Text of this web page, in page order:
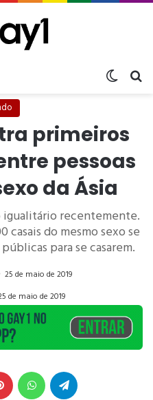
primeiros
pessoas
da Ásia
igualitário recentemente.
casais do mesmo sexo se
para se casarem.
25 de maio de 2019
de maio de 2019
Pinterest WhatsApp